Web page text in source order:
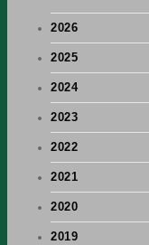
2026
2025
2024
2023
2022
2021
2020
2019